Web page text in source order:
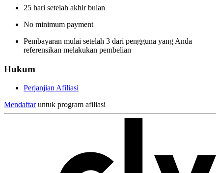
25 hari setelah akhir bulan
No minimum payment
Pembayaran mulai setelah 3 dari pengguna yang Anda
referensikan melakukan pembelian
Hukum
Perjanjian Afiliasi
Mendaftaruntuk program afiliasi